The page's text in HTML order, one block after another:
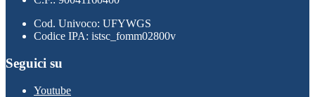
Cod. Univoco: UFYWGS
Codice IPA: istsc_fomm02800v
Seguici su
Youtube